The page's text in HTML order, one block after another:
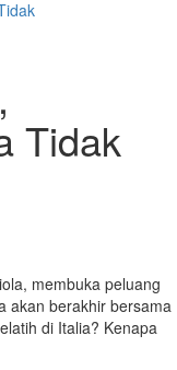
Tidak
membuka peluang
akan berakhir bersama
di Italia? Kenapa